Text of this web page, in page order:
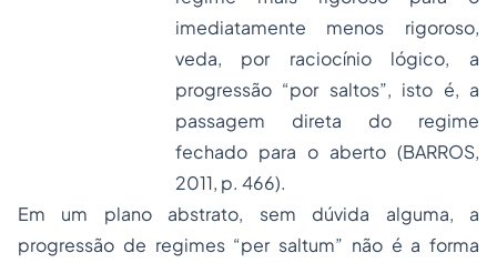
imediatamente menos rigoroso,
veda, por raciocínio lógico, a
progressão “por saltos”, isto é, a
passagem direta do regime
fechado para o aberto (BARROS,
2011, p. 466).
Em um plano abstrato, sem dúvida alguma, a
progressão de regimes “per saltum” não é a forma